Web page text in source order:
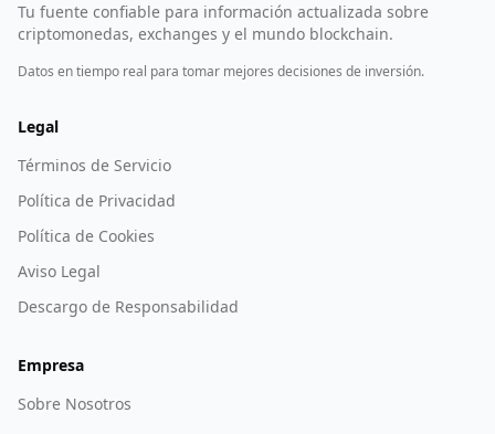
Tu fuente confiable para información actualizada sobre
criptomonedas, exchanges y el mundo blockchain.
Datos en tiempo real para tomar mejores decisiones de inversión.
Legal
Términos de Servicio
Política de Privacidad
Política de Cookies
Aviso Legal
Descargo de Responsabilidad
Empresa
Sobre Nosotros